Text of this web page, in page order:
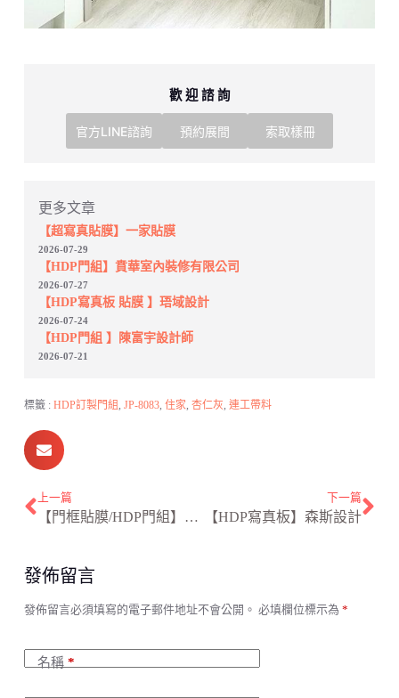
歡 迎 諮 詢
官方LINE諮詢 預約展間 索取樣冊
更多文章
【超寫真貼膜】一家貼膜
2026-07-29
【HDP門組】賁華室內裝修有限公司
2026-07-27
【HDP寫真板 貼膜 】珸域設計
2026-07-24
【HDP門組 】陳富宇設計師
2026-07-21
標籤 : HDP訂製門組, JP-8083, 住家, 杏仁灰, 連工帶料
上一篇
【門框貼膜/HDP門組】拾躍設計
下一篇
【HDP寫真板】森斯設計
發佈留言
發佈留言必須填寫的電子郵件地址不會公開。 必填欄位標示為 *
名稱*
A
e
r